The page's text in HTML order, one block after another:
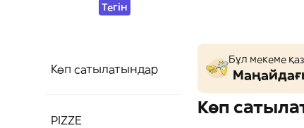
Тегін
Көп сатылатындар
PIZZE
Бұл мекеме
Көп